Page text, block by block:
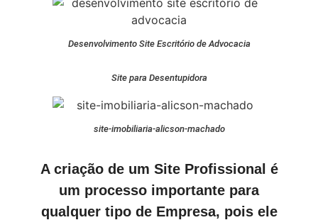
Desenvolvimento Site Escritório de Advocacia
Site para Desentupidora
site-imobiliaria-alicson-machado
A criação de um Site Profissional é
um processo importante para
qualquer tipo de Empresa, pois ele